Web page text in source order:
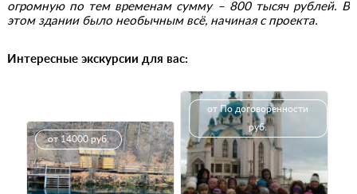
огромную по тем временам сумму – 800 тысяч рублей. В
этом здании было необычным всё, начиная с проекта.
Интересные экскурсии для вас:
от 14000 руб.
от По договоренности
руб.